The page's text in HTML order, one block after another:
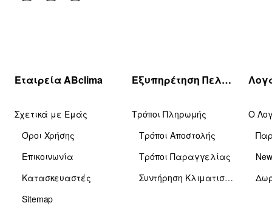
Εταιρεία ABclima
Σχετικά με Εμάς
Όροι Χρήσης
Επικοινωνία
Κατασκευαστές
Sitemap
Εξυπηρέτηση Πελατών
Τρόποι Πληρωμής
Τρόποι Αποστολής
Τρόποι Παραγγελίας
Συντήρηση Κλιματιστικών
Ο